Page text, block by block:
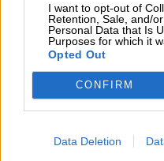
I want to opt-out of
Retention, Sale, and/
Personal Data that Is
Purposes for which it
Opted Out
CONFIRM
Data Deletion
Pero hay dos
bien definidas.
Iglesia Católica, que
recaudación récord con
IRPF. Para ello habrá
incluidos los valores
misma necesidad de
de quetodos los
caducados como a los